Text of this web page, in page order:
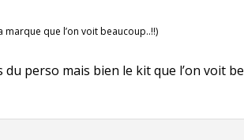
que l’on voit beaucoup..!!)
perso mais bien le kit que l’on voit